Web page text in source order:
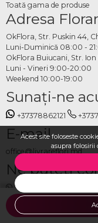
Acest site foloseste
asupra folosirii
Toată gama de produse
Adresa
OkFlora, Str. Puskin 44,
Luni-Duminică 08:00 -
OkFlora Buiucani, Str.
Luni - Vineri 9:00-20:00
Weekend 10:00-19:00
Sunaţi-ne
+37378862121
E-mail
office@livrareflori.md
Ne puteți
whatsapp